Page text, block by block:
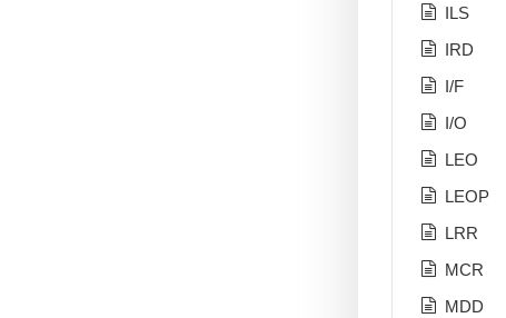
ILS
IRD
I/F
I/O
LEO
LEOP
LRR
MCR
MDD